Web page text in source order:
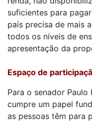
suficientes para
país precisa de mais
todos os níveis de
apresentação da
Espaço de
Para o senador Paulo
cumpre um papel
as pessoas têm para